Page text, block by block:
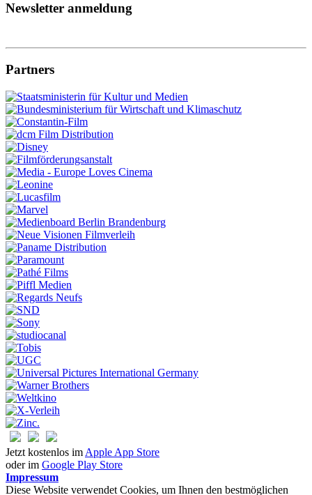
Newsletter anmeldung
Partners
Jetzt kostenlos im Apple App Store
oder im Google Play Store
Impressum
Diese Website verwendet Cookies, um Ihnen den bestmöglichen